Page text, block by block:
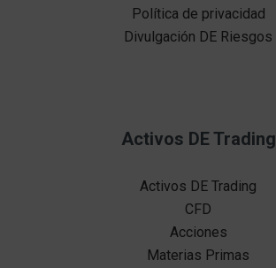
Política de privacidad
Divulgación DE Riesgos
Activos DE Trading
Activos DE Trading
CFD
Acciones
Materias Primas